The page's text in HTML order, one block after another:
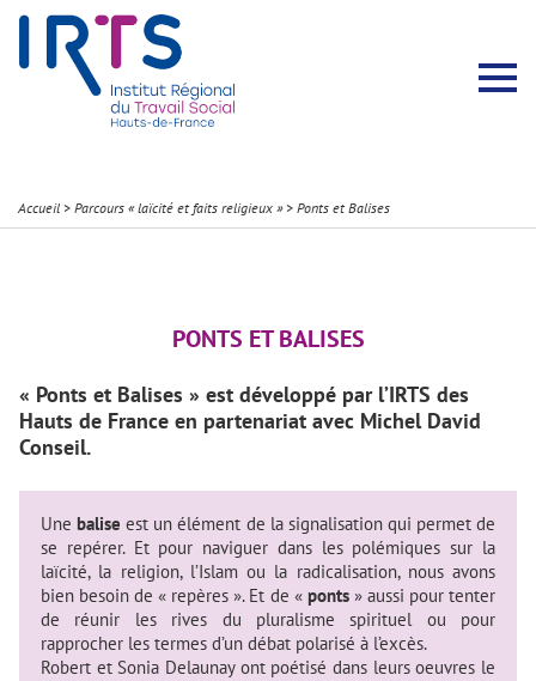
Accueil > Parcours « laïcité et faits religieux »> Ponts et Balises
PONTS ET BALISES
« Ponts et Balises » est développé par l’IRTS des
Hauts de France en partenariat avec Michel David
Conseil.
Unebalise est un élément de la signalisation qui permet de
se repérer. Et pour naviguer dans les polémiques sur la
laïcité, la religion, l’Islam ou la radicalisation, nous avons
bien besoin de « repères ». Et de « ponts» aussi pour tenter
de réunir les rives du pluralisme spirituel ou pour
rapprocher les termes d’un débat polarisé à l’excès.
Robert et Sonia Delaunay ont poétisé dans leurs oeuvres le